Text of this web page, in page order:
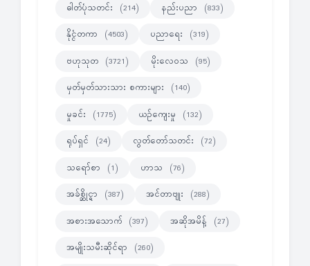
ဓါတ်ပုံသတင်း (214) နည်းပညာ (833)
နိုင္ငံတကာ (4503) ပညာရေး (319)
ဗဟုသုတ (3721) မိုးလေဝသ (95)
မှတ်မှတ်သားသား စကားများ (140)
မှုခင်း (1775) ယဉ်ကျေးမှု (132)
ရုပ်ရှင် (24) လွတ်တော်သတင်း (72)
သရော်စာ (1) ဟာသ (76)
အခ်စ္ဆိုင္ရာ (387) အင်တာဗျုး (288)
အစားအသောက် (397) အဆိုအမိန့် (27)
အမျိုးသမီးဆိုင်ရာ (260)